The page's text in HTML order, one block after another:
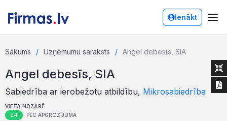
Ienākt
Sākums Uzņēmumu saraksts Angel debesīs, SIA
Angel debesīs, SIA
Sabiedrība ar ierobežotu atbildību, Mikrosabiedrība
VIETA NOZARĒ
24 PĒC APGROZĪJUMA